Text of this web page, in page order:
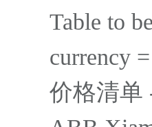
Table to
currency
价格清单